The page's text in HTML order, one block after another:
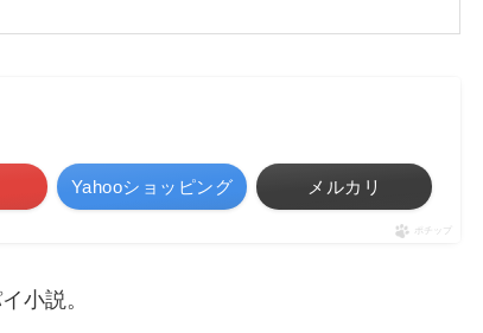
Yahooショッピング メルカリ
ポチップ
小説。